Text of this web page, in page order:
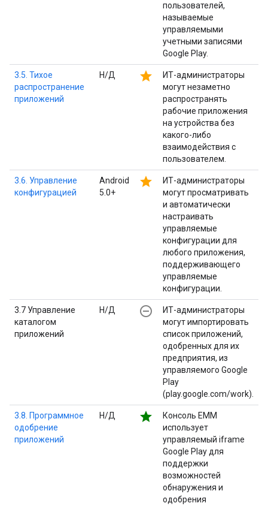
пользователей,
называемые
управляемыми
учетными записями
Google Play.
3.5. Тихое
распространение
приложений
Н/Д star
ИТ-администраторы
могут незаметно
распространять
рабочие приложения
на устройства без
какого-либо
взаимодействия с
пользователем.
3.6. Управление
конфигурацией
Android
5.0+
star
ИТ-администраторы
могут просматривать
и автоматически
настраивать
управляемые
конфигурации для
любого приложения,
поддерживающего
управляемые
конфигурации.
3.7 Управление
каталогом
приложений
Н/Д remove_circle_outline
ИТ-администраторы
могут импортировать
список приложений,
одобренных для их
предприятия, из
управляемого Google
Play
(play.google.com/work).
3.8. Программное
одобрение
приложений
Н/Д star
Консоль EMM
использует
управляемый iframe
Google Play для
поддержки
возможностей
обнаружения и
одобрения